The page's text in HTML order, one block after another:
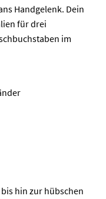
Handgelenk. Dein
für drei
im
hin zur hübschen